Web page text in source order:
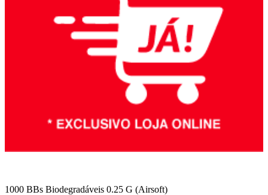
1000 BBs Biodegradáveis 0.25 G (Airsoft)